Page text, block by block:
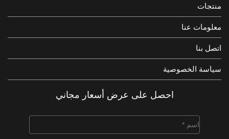
منتجات
معلومات عنا
اتصل بنا
سياسة الخصوصية
احصل على عرض أسعار مجاني